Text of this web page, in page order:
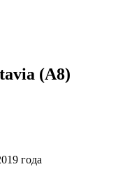
(A8)
года